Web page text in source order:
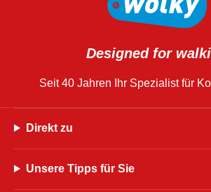
Designed for
Seit 40 Jahren Ihr Spezialist für
Direkt zu
Unsere Tipps für Sie